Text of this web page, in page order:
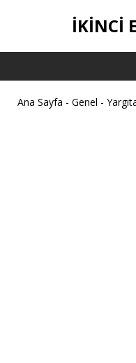
İKİNCİ
Ana Sayfa - Genel -